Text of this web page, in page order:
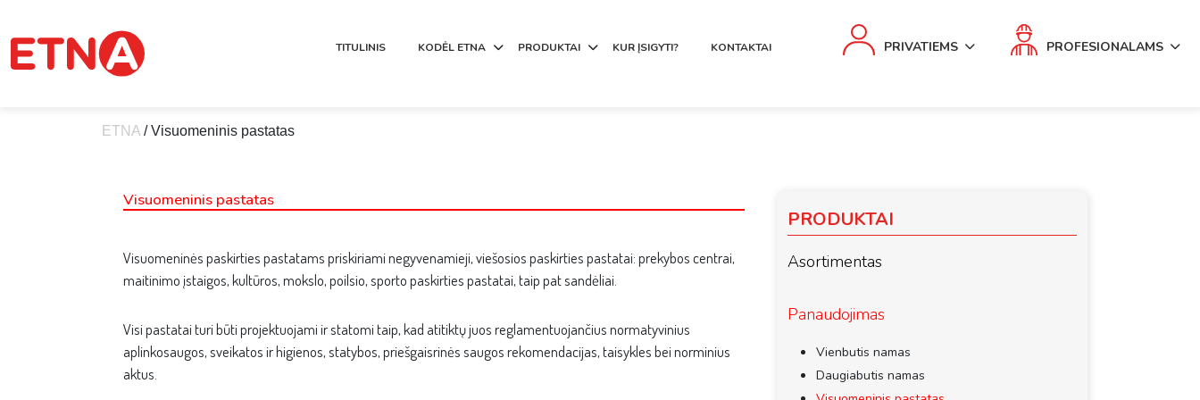
TITULINIS KODĖL ETNA PRODUKTAI KUR ĮSIGYTI? KONTAKTAI PRIVATIEMS PROFESIONALAMS
ETNA /Visuomeninis pastatas
Visuomeninis pastatas
Visuomeninės paskirties pastatams priskiriami negyvenamieji, viešosios paskirties pastatai: prekybos centrai,
maitinimo įstaigos, kultūros, mokslo, poilsio, sporto paskirties pastatai, taip pat sandėliai.
Visi pastatai turi būti projektuojami ir statomi taip, kad atitiktų juos reglamentuojančius normatyvinius
aplinkosaugos, sveikatos ir higienos, statybos, priešgaisrinės saugos rekomendacijas, taisykles bei norminius
aktus.
PRODUKTAI
Asortimentas
Panaudojimas
Vienbutis namas
Daugiabutis namas